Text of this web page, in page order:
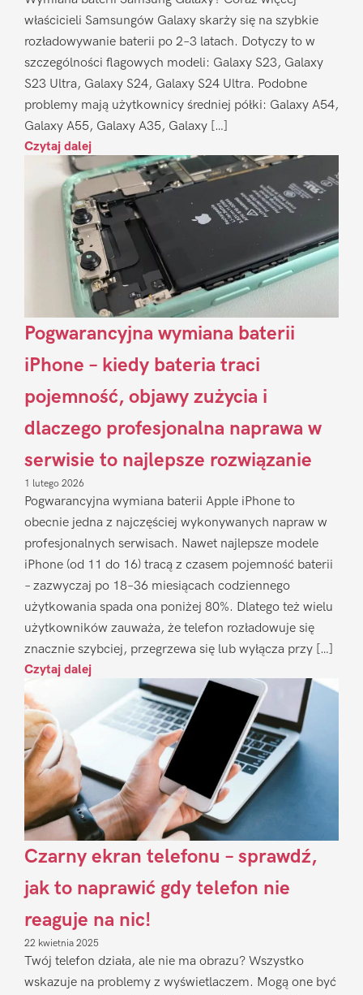
właścicieli Samsungów Galaxy skarży się na szybkie
rozładowywanie baterii po 2–3 latach. Dotyczy to w
szczególności flagowych modeli: Galaxy S23, Galaxy
S23 Ultra, Galaxy S24, Galaxy S24 Ultra. Podobne
problemy mają użytkownicy średniej półki: Galaxy A54,
Galaxy A55, Galaxy A35, Galaxy […]
Czytaj dalej
Pogwarancyjna wymiana baterii
iPhone – kiedy bateria traci
pojemność, objawy zużycia i
dlaczego profesjonalna naprawa w
serwisie to najlepsze rozwiązanie
1 lutego 2026
Pogwarancyjna wymiana baterii Apple iPhone to
obecnie jedna z najczęściej wykonywanych napraw w
profesjonalnych serwisach. Nawet najlepsze modele
iPhone (od 11 do 16) tracą z czasem pojemność baterii
– zazwyczaj po 18–36 miesiącach codziennego
użytkowania spada ona poniżej 80%. Dlatego też wielu
użytkowników zauważa, że telefon rozładowuje się
znacznie szybciej, przegrzewa się lub wyłącza przy […]
Czytaj dalej
Czarny ekran telefonu – sprawdź,
jak to naprawić gdy telefon nie
reaguje na nic!
22 kwietnia 2025
Twój telefon działa, ale nie ma obrazu? Wszystko
wskazuje na problemy z wyświetlaczem. Mogą one być